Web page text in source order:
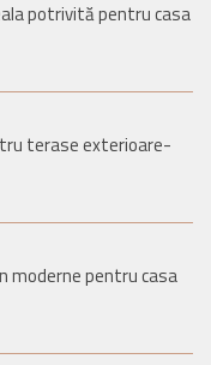
potrivită pentru casa
terase exterioare-
moderne pentru casa